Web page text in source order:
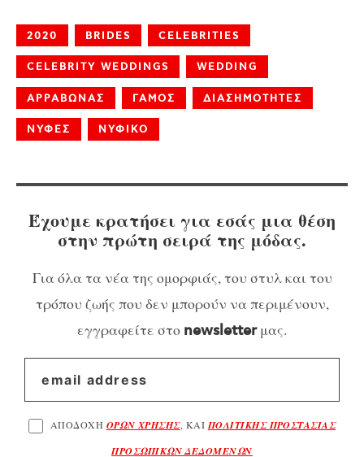
2020 BRIDES CELEBRITIES
CELEBRITY WEDDINGS WEDDING
ΑΡΡΑΒΩΝΑΣ ΓΑΜΟΣ ΔΙΑΣΗΜΟΤΗΤΕΣ
ΝΥΦΕΣ ΝΥΦΙΚΟ
Έχουμε κρατήσει για εσάς μια θέση
στην πρώτη σειρά της μόδας.
Για όλα τα νέα της ομορφιάς, του στυλ και του
τρόπου ζωής που δεν μπορούν να περιμένουν,
εγγραφείτε στο newsletterμας.
ΑΠΟΔΟΧΗ ΟΡΩΝ ΧΡΗΣΗΣ, ΚΑΙ ΠΟΛΙΤΙΚΗΣ ΠΡΟΣΤΑΣΙΑΣ
ΠΡΟΣΩΠΙΚΩΝ ΔΕΔΟΜΕΝΩΝ